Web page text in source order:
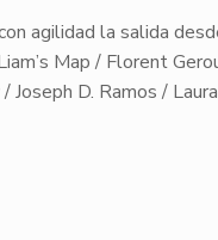
agilidad la salida
Map / Florent
Joseph D. Ramos /